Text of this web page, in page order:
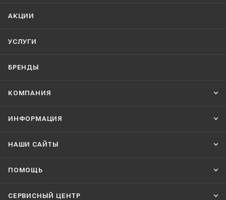
АКЦИИ
УСЛУГИ
БРЕНДЫ
КОМПАНИЯ
ИНФОРМАЦИЯ
НАШИ CАЙТЫ
ПОМОЩЬ
СЕРВИСНЫЙ ЦЕНТР